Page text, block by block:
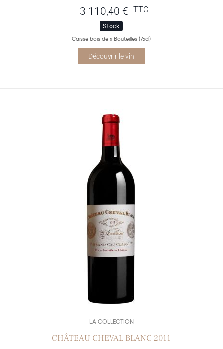
3 110,40 € TTC
Stock
Caisse bois de 6 Bouteilles (75cl)
Découvrir le vin
LA COLLECTION
CHÂTEAU CHEVAL BLANC 2011